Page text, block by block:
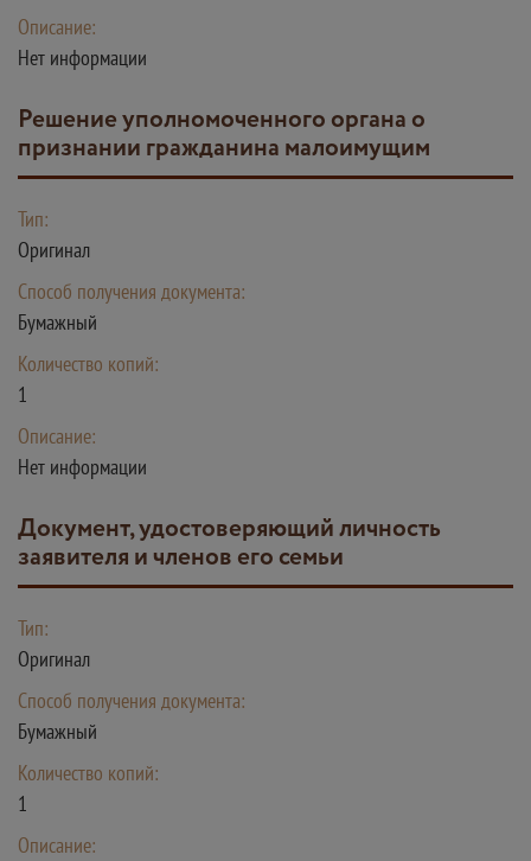
Описание:
Нет информации
решение уполномоченного органа о
признании гражданина малоимущим
Тип:
Оригинал
Способ получения документа:
Бумажный
Количество копий:
1
Описание:
Нет информации
документ, удостоверяющий личность
заявителя и членов его семьи
Тип:
Оригинал
Способ получения документа:
Бумажный
Количество копий:
1
Описание: